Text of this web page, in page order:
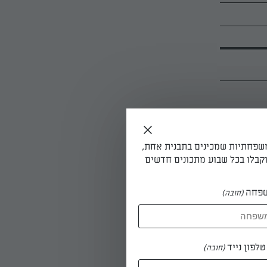
כוסות קמח לקערת המיקסר.
במרית.
קערת
שמכינים בתבנית אחת,
בכל שבוע מתכונים חדשים
(חובה)
נייד(חובה)